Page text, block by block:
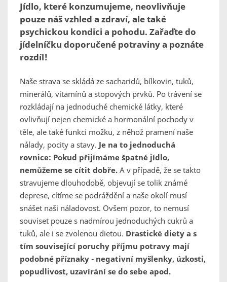
Jídlo, které konzumujeme, neovlivňuje
pouze náš vzhled a zdraví, ale také
psychickou kondici a pohodu. Zařaďte do
jídelníčku doporučené potraviny a poznáte
rozdíl!
Naše strava se skládá ze sacharidů, bílkovin, tuků,
minerálů, vitamínů a stopových prvků. Po trávení se
rozkládají na jednoduché chemické látky, které
ovlivňují nejen chemické a hormonální pochody v
těle, ale také funkci možku, z něhož pramení naše
nálady, pocity a stavy. Je na to jednoduchá
rovnice: Pokud přijímáme špatné jídlo,
nemůžeme se cítit dobře. A v případě, že se takto
stravujeme dlouhodobě, objevují se tolik známé
deprese, cítíme se podráždění a naše okolí musí
snášet naši náladovost. Ovšem pozor, to nemusí
souviset pouze s nadmírou jednoduchých cukrů a
tuků, ale i se zvolenou dietou. Drastické diety a s
tím související poruchy příjmu potravy mají
podobné příznaky - negativní myšlenky, úzkosti,
popudlivost, uzavírání se do sebe apod.